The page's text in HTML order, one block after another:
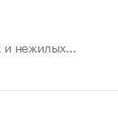
и нежилых...